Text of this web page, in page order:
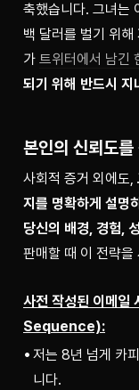
축했습니다. 그녀는
백 달러를 벌기 위해
가 트위터에서 남긴
되기 위해 반드시 지
본인의 신뢰도를
사회적 증거 외에도,
지를 명확하게 설명
당신의 배경, 경험,
판매할 때 이 전략을
사전 작성된 이메
Sequence):
저는 8년 넘게 카
니다.